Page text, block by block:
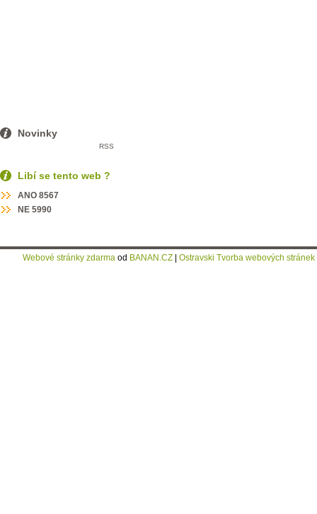
Novinky
RSS
Libí se tento web ?
ANO 8567
NE 5990
Webové stránky zdarma od BANAN.CZ Ostravski Tvorba webových stránek